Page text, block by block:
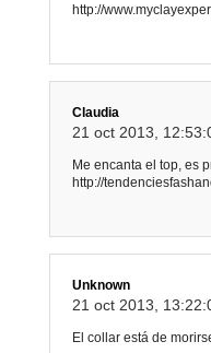
http://
Claudia
21 oct 2013,
Me encanta el top, es
http://
Unknown
21 oct 2013,
El collar está de